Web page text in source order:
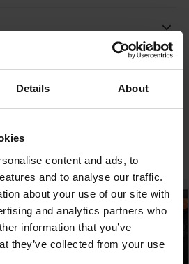
Details About
content and ads, to
and to analyse our traffic.
about your use of our site with
and analytics partners who
information that you’ve
they’ve collected from your use
se tarjoaa erinomaista
ajoon. Kypärässä on leveä
visiiri, joka on yhteensopiva Pinlock
kanssa, ja siinä on
parantamiseksi.
leukapala vuoden ympäri
tarjoaa kestävyyttä ja
kestävä visiiri; Pinlock 120 MaxVision
varmistaaksemme, että vastaanotat
hintoja, mutta jos löydät silti
vastaamme siihen hintaan.
14 päivän kuluessa ostoksestasi.
(Kysy jotain)
tuotemerkiltä LS2